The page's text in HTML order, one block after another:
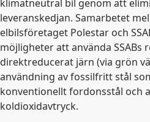
klimatneutral bil genom att
leveranskedjan. Samarbetet
elbilsföretaget Polestar och
möjligheter att använda SSABs
direktreducerat järn (via grön
användning av fossilfritt stål
konventionellt fordonsstål och
koldioxidavtryck.